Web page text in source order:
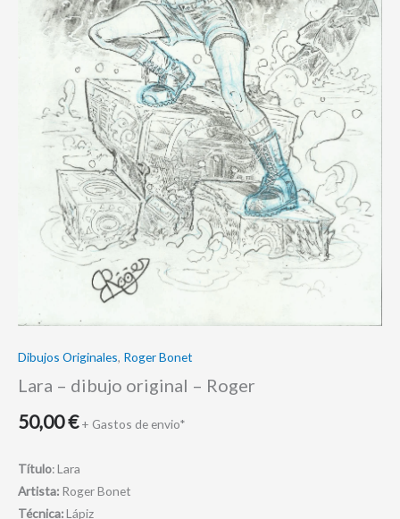
Dibujos Originales, Roger Bonet
Lara – dibujo original – Roger
50,00€ + Gastos de envio*
Título: Lara
Artista: Roger Bonet
Técnica:Lápiz